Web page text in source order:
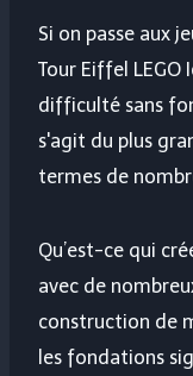
Si on passe aux
Tour Eiffel LEGO
difficulté sans
s'agit du plus
termes de
Qu’est-ce qui
avec de
construction de
les fondations